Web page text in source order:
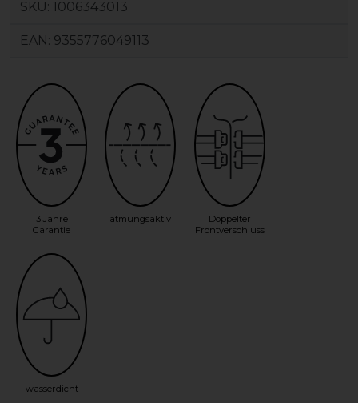
SKU: 1006343013
EAN: 9355776049113
3 Jahre
Garantie
atmungsaktiv
Doppelter
Frontverschluss
wasserdicht